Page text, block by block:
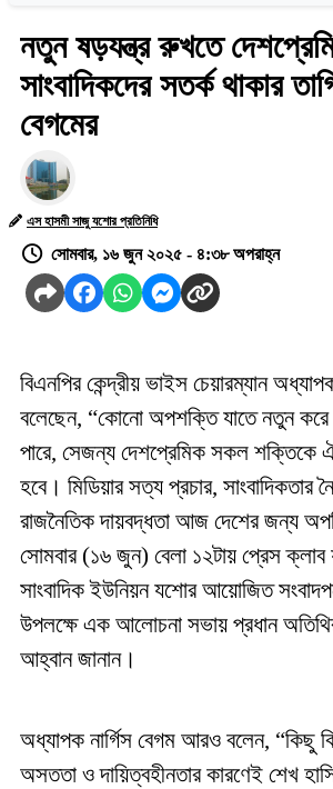
নতুন ষড়যন্ত্র রুখতে
সাংবাদিকদের সতর্ক থাকার
বেগমের
এস হাসমী সাজু যশোর প্রতিনিধি
সোমবার, ১৬ জুন ২০২৫ - ৪:৩৮ অপরাহ্ন
বিএনপির কেন্দ্রীয় ভাইস চেয়ারম্যান
বলেছেন, “কোনো অপশক্তি যাতে নতুন করে
পারে, সেজন্য দেশপ্রেমিক সকল শক্তিকে
হবে। মিডিয়ার সত্য প্রচার, সাংবাদিকতার
রাজনৈতিক দায়বদ্ধতা আজ দেশের জন্য
সোমবার (১৬ জুন) বেলা ১২টায় প্রেস ক্লাব
সাংবাদিক ইউনিয়ন যশোর আয়োজিত
উপলক্ষে এক আলোচনা সভায় প্রধান
আহ্বান জানান।
অধ্যাপক নার্গিস বেগম আরও বলেন, “কিছু
অসততা ও দায়িত্বহীনতার কারণেই শেখ